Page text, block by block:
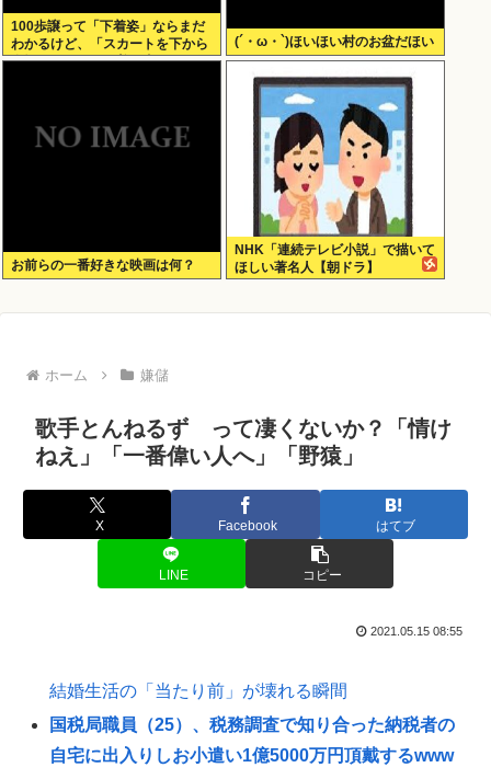
100歩譲って「下着姿」ならまだ
わかるけど、「スカートを下から
盗撮して写った下着写真」見て何
(´・ω・`)ほいほい村のお盆だほい
お前らの一番好きな映画は何？
NHK「連続テレビ小説」で描いて
ほしい著名人【朝ドラ】
ホーム 嫌儲
歌手とんねるず って凄くないか？「情け
ねえ」「一番偉い人へ」「野猿」
X Facebook はてブ
LINE コピー
2021.05.15 08:55
結婚生活の「当たり前」が壊れる瞬間
国税局職員（25）、税務調査で知り合った納税者の
自宅に出入りしお小遣い1億5000万円頂戴するwww